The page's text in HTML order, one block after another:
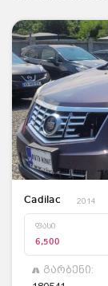
Cadilac 2014
ფასი
6,500
გარბენი: